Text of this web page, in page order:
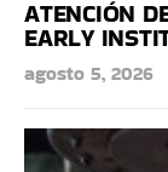
ATENCIÓN
EARLY
agosto 5, 2026